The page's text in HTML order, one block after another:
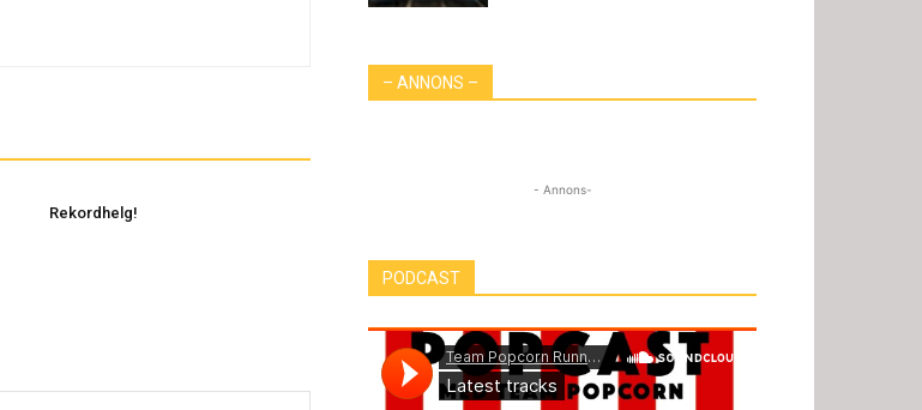
Rekordhelg!
– ANNONS –
- Annons-
PODCAST